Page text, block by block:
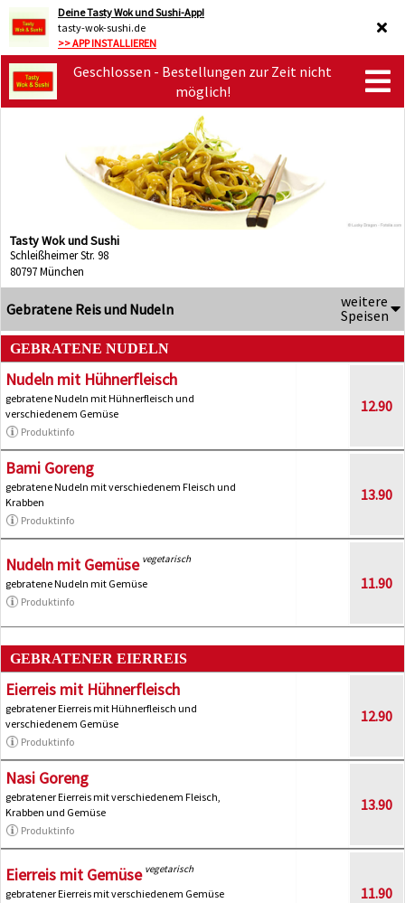
Deine Tasty Wok und Sushi-App!
tasty-wok-sushi.de
>> APP INSTALLIEREN
Geschlossen - Bestellungen zur Zeit nicht
möglich!
Tasty Wok und Sushi
Schleißheimer Str. 98
80797 München
Gebratene Reis und Nudeln
weitere
Speisen
GEBRATENE NUDELN
Nudeln mit Hühnerfleisch
gebratene Nudeln mit Hühnerfleisch und
verschiedenem Gemüse
Produktinfo
12.90
Bami Goreng
gebratene Nudeln mit verschiedenem Fleisch und
Krabben
Produktinfo
13.90
Nudeln mit Gemüse vegetarisch
gebratene Nudeln mit Gemüse
Produktinfo
11.90
GEBRATENER EIERREIS
Eierreis mit Hühnerfleisch
gebratener Eierreis mit Hühnerfleisch und
verschiedenem Gemüse
Produktinfo
12.90
Nasi Goreng
gebratener Eierreis mit verschiedenem Fleisch,
Krabben und Gemüse
Produktinfo
13.90
Eierreis mit Gemüse vegetarisch
gebratener Eierreis mit verschiedenem Gemüse
11.90